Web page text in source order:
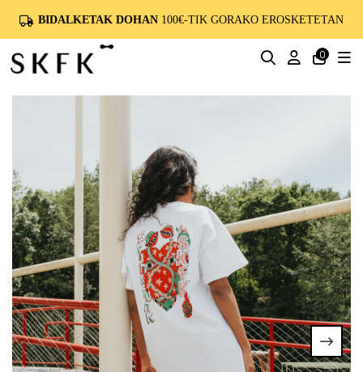
BIDALKETAK DOHAN 100€-TIK GORAKO EROSKETETAN
0